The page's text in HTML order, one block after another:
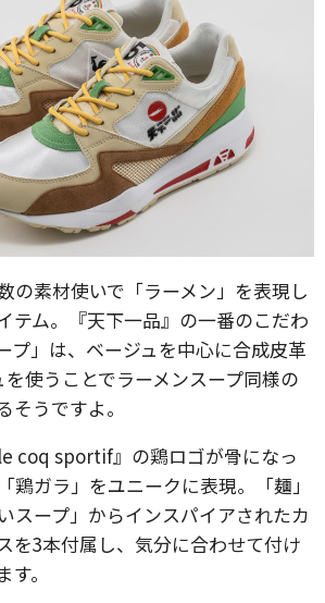
の素材使いで「ラーメン」を表現し
テム。『天下一品』の一番のこだわ
プ」は、ベージュを中心に合成皮革
使うことでラーメンスープ同様の
そうですよ。
coq sportif』の鶏ロゴが骨になっ
鶏ガラ」をユニークに表現。「麺」
スープ」からインスパイアされたカ
を3本付属し、気分に合わせて付け
。